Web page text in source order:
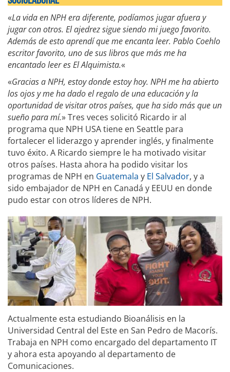
«La vida en NPH era diferente, podíamos jugar afuera y
jugar con otros. El ajedrez sigue siendo mi juego favorito.
Además de esto aprendí que me encanta leer. Pablo Coehlo
escritor favorito, uno de sus libros que más me ha
encantado leer es El Alquimista.«
«Gracias a NPH, estoy donde estoy hoy. NPH me ha abierto
los ojos y me ha dado el regalo de una educación y la
oportunidad de visitar otros países, que ha sido más que un
sueño para mí.» Tres veces solicitó Ricardo ir al
programa que NPH USA tiene en Seattle para
fortalecer el liderazgo y aprender inglés, y finalmente
tuvo éxito. A Ricardo siempre le ha motivado visitar
otros países. Hasta ahora ha podido visitar los
programas de NPH en Guatemala y El Salvador, y a
sido embajador de NPH en Canadá y EEUU en donde
pudo estar con otros líderes de NPH.
Actualmente esta estudiando Bioanálisis en la
Universidad Central del Este en San Pedro de Macorís.
Trabaja en NPH como encargado del departamento IT
y ahora esta apoyando al departamento de
Comunicaciones.